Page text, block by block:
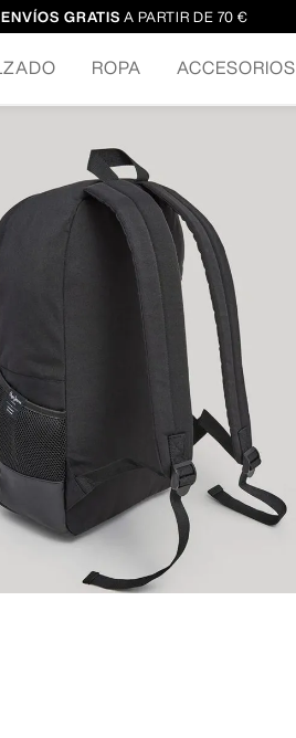
ENVÍOS GRATIS A PARTIR DE 70 €
ROPA ACCESORIOS